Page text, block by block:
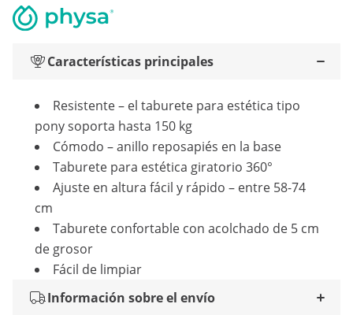
Características principales
Resistente – el taburete para estética tipo
pony soporta hasta 150 kg
Cómodo – anillo reposapiés en la base
Taburete para estética giratorio 360°
Ajuste en altura fácil y rápido – entre 58-74
cm
Taburete confortable con acolchado de 5 cm
de grosor
Fácil de limpiar
Información sobre el envío